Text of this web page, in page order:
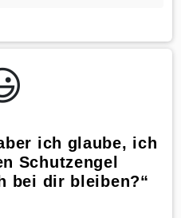
ich glaube, ich
Schutzengel
bei dir bleiben?“